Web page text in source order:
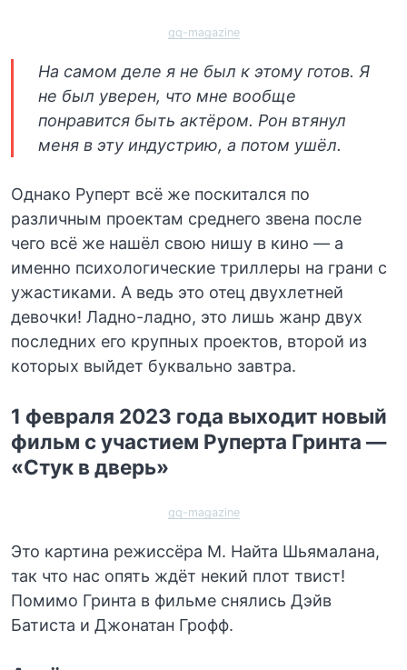
gq-magazine
На самом деле я не был к этому готов. Я
не был уверен, что мне вообще
понравится быть актёром. Рон втянул
меня в эту индустрию, а потом ушёл.
Однако Руперт всё же поскитался по
различным проектам среднего звена после
чего всё же нашёл свою нишу в кино — а
именно психологические триллеры на грани с
ужастиками. А ведь это отец двухлетней
девочки! Ладно-ладно, это лишь жанр двух
последних его крупных проектов, второй из
которых выйдет буквально завтра.
1 февраля 2023 года выходит новый
фильм с участием Руперта Гринта —
«Стук в дверь»
gq-magazine
Это картина режиссёра М. Найта Шьямалана,
так что нас опять ждёт некий плот твист!
Помимо Гринта в фильме снялись Дэйв
Батиста и Джонатан Грофф.